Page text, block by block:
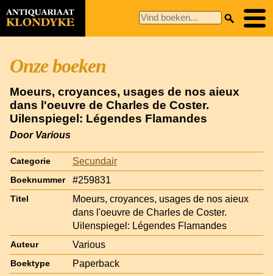
Onze boeken
Moeurs, croyances, usages de nos aieux
dans l'oeuvre de Charles de Coster.
Uilenspiegel: Légendes Flamandes
Door Various
Categorie Secundair
Boeknummer #259831
Titel
Moeurs, croyances, usages de nos aieux
dans l'oeuvre de Charles de Coster.
Uilenspiegel: Légendes Flamandes
Auteur Various
Boektype Paperback